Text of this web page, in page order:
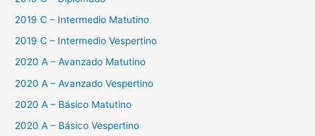
2019 C – Intermedio Matutino
2019 C – Intermedio Vespertino
2020 A – Avanzado Matutino
2020 A – Avanzado Vespertino
2020 A – Básico Matutino
2020 A – Básico Vespertino